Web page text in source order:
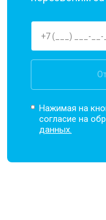
Нажимая на
согласие на
данных.